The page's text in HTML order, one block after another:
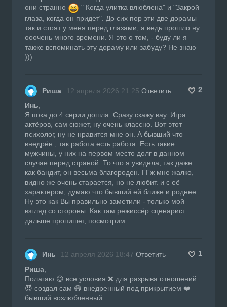
они странно
" Когда улитка влюблена" и "Закрой
глаза, когда он придет". До сих пор эти две дорамы
так и стоят у меня перед глазами, а ведь прошло ну
ооочень много времени. Я это о том, - буду ли я
также вспоминать эту дораму или забуду? Не знаю
)))
Риша 12 апреля 2026 21:25 Ответить
2
Инь
Я пока до 4 серии дошла. Сразу скажу вау. Игра
актёров, сам сюжет, ну очень классно. Вот этот
психолог, ну не нравится мне он. А бывший что
внедрён , так работа есть работа. Есть такие
мужчины, у них на первом место долг в данном
случае перед страной. То что я увидела, так даже
как бандит, он весьма благороден. ГГж мне жалко,
видно же очень старается, но не любит. и с её
характером, думаю что бывший ей ближе и роднее.
Ну это как Вы правильно заметили - только мой
взгляд со стороны. Как там режиссёр сценарист
дальше пропишет, посмотрим.
Инь 12 апреля 2026 18:47 Ответить
1
Риша
Полагаю 😉 все условия ❌ для разрыва отношений
😈 создал сам 😷 внедренный под прикрытием ❤️
бывший возлюбленный